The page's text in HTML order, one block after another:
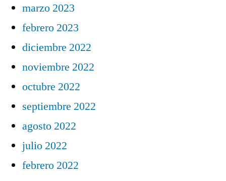
marzo 2023
febrero 2023
diciembre 2022
noviembre 2022
octubre 2022
septiembre 2022
agosto 2022
julio 2022
febrero 2022